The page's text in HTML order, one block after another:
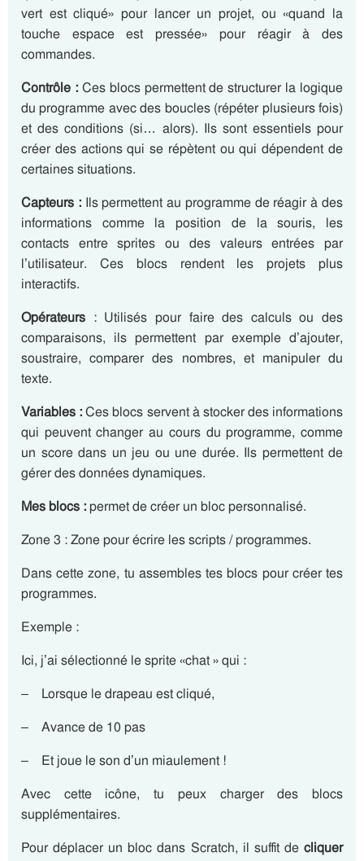
vert est cliqué» pour lancer un projet, ou «quand la
touche espace est pressée» pour réagir à des
commandes.
Contrôle :Ces blocs permettent de structurer la logique
du programme avec des boucles (répéter plusieurs fois)
et des conditions (si… alors). Ils sont essentiels pour
créer des actions qui se répètent ou qui dépendent de
certaines situations.
Capteurs :Ils permettent au programme de réagir à des
informations comme la position de la souris, les
contacts entre sprites ou des valeurs entrées par
l’utilisateur. Ces blocs rendent les projets plus
interactifs.
Opérateurs : Utilisés pour faire des calculs ou des
comparaisons, ils permettent par exemple d’ajouter,
soustraire, comparer des nombres, et manipuler du
texte.
Variables :Ces blocs servent à stocker des informations
qui peuvent changer au cours du programme, comme
un score dans un jeu ou une durée. Ils permettent de
gérer des données dynamiques.
Mes blocs :permet de créer un bloc personnalisé.
Zone 3 : Zone pour écrire les scripts / programmes.
Dans cette zone, tu assembles tes blocs pour créer tes
programmes.
Exemple :
Ici, j’ai sélectionné le sprite «chat » qui :
– Lorsque le drapeau est cliqué,
– Avance de 10 pas
– Et joue le son d’un miaulement !
Avec cette icône, tu peux charger des blocs
supplémentaires.
Pour déplacer un bloc dans Scratch, il suffit de cliquer